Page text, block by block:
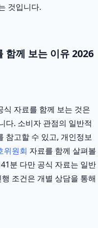
것입니다.
함께 보는 이유 2026
자료를 함께 보는 것은
다. 소비자 관점의 일반적
참고할 수 있고, 개인정보
위원회 자료를 함께 살펴볼
분 다만 공식 자료는 일반
조건은 개별 상담을 통해